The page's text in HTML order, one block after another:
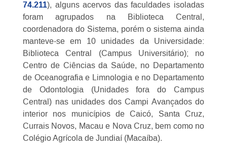
74.211), alguns acervos das faculdades isoladas
foram agrupados na Biblioteca Central,
coordenadora do Sistema, porém o sistema ainda
manteve-se em 10 unidades da Universidade:
Biblioteca Central (Campus Universitário); no
Centro de Ciências da Saúde, no Departamento
de Oceanografia e Limnologia e no Departamento
de Odontologia (Unidades fora do Campus
Central) nas unidades dos Campi Avançados do
interior nos municípios de Caicó, Santa Cruz,
Currais Novos, Macau e Nova Cruz, bem como no
Colégio Agrícola de Jundiaí (Macaíba).